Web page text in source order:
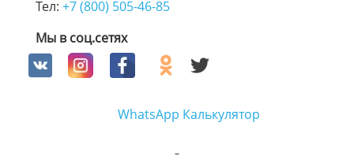
Тел: +7 (800) 505-46-85
Мы в соц.сетях
WhatsApp Калькулятор